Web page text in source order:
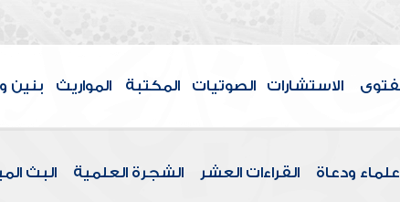
الاستشارات الصوتيات المكتبة المواريث بنين
علماء ودعاة القراءات العشر الشجرة العلمية البث